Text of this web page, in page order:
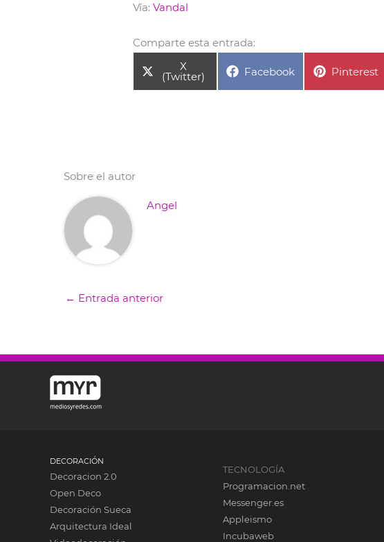
Vía:Vandal
Comparte esta entrada:
Compartir
en
X
(Twitter) Compartir
Facebook Compartir
Pinterest
Sobre el autor
Angel
← Entrada anterior
DECORACIÓN
Decoracion 2.0
Open Deco
Decoración Sueca
Arquitectura Ideal
TECNOLOGÍA
Programacion.net
Messenger.es
Appleismo
Incubaweb